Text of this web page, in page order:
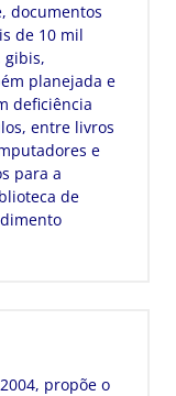
documentos
de 10 mil
gibis,
planejada e
deficiência
entre livros
e
para a
de
propõe o